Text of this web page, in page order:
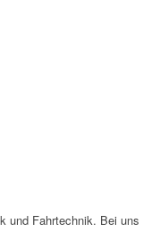
Fahrtechnik. Bei